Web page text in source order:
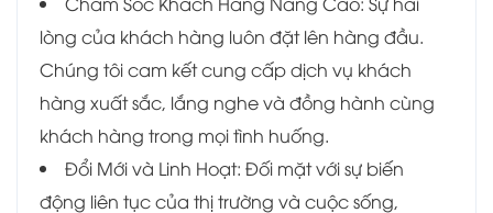
lòng của khách hàng luôn đặt lên hàng đầu.
Chúng tôi cam kết cung cấp dịch vụ khách
hàng xuất sắc, lắng nghe và đồng hành cùng
khách hàng trong mọi tình huống.
Đổi Mới và Linh Hoạt: Đối mặt với sự biến
động liên tục của thị trường và cuộc sống,